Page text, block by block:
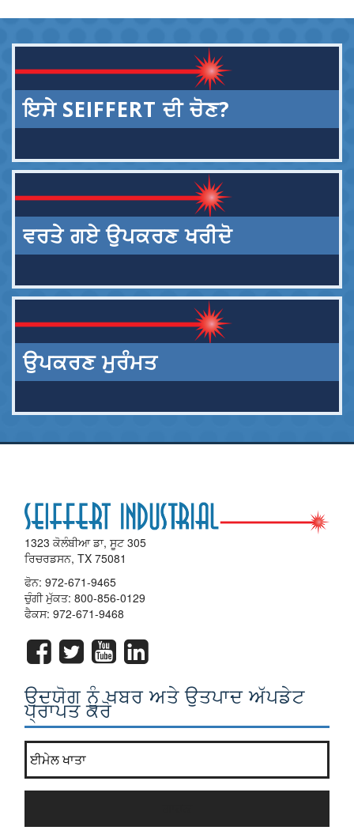
ਇਸੇ SEIFFERT ਦੀ ਚੋਣ?
ਵਰਤੇ ਗਏ ਉਪਕਰਣ ਖਰੀਦੋ
ਉਪਕਰਣ ਮੁਰੰਮਤ
1323 ਕੋਲੰਬੀਆ ਡਾ, ਸੂਟ 305
ਰਿਚਰਡਸਨ, TX 75081
ਫੋਨ: 972-671-9465
ਚੁੰਗੀ ਮੁੱਕਤ: 800-856-0129
ਫੈਕਸ: 972-671-9468
ਉਦਯੋਗ ਨੂੰ ਖਬਰ ਅਤੇ ਉਤਪਾਦ ਅੱਪਡੇਟ
ਪ੍ਰਾਪਤ ਕਰੋ
ਸਾਡੇ ਨਿਊਜ਼ਲੈਟਰ ਸੂਚੀ ਵਿੱਚ ਸ਼ਾਮਲ ਹੋ ਜਾਓ? *